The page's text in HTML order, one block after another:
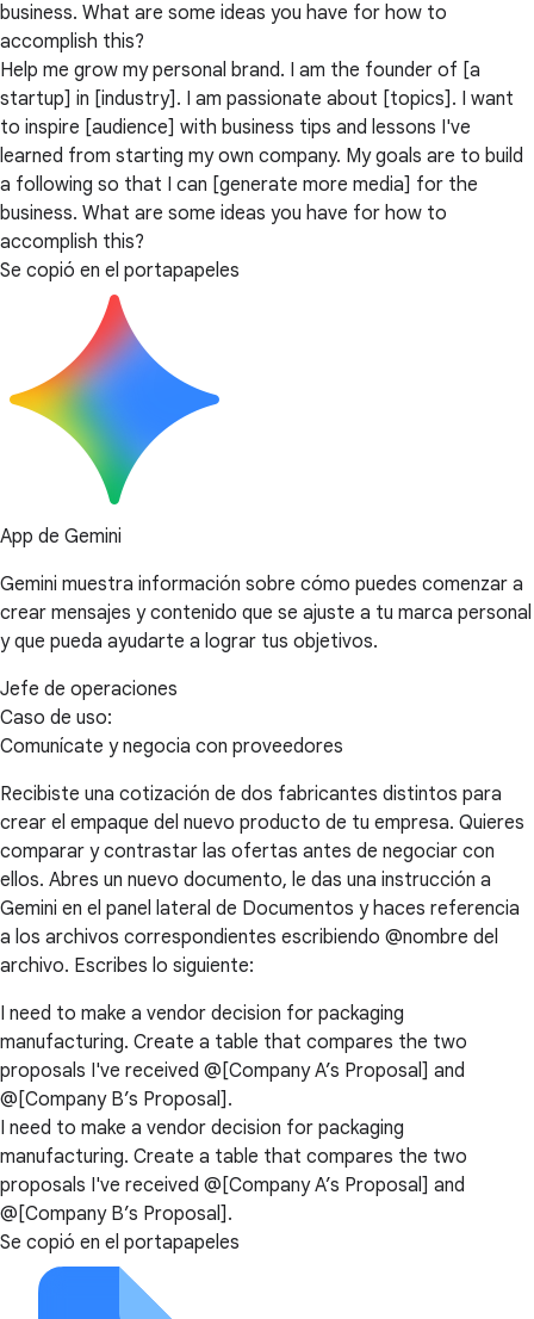
business. What are some ideas you have for how to
accomplish this?
Help me grow my personal brand. I am the founder of [a
startup] in [industry]. I am passionate about [topics]. I want
to inspire [audience] with business tips and lessons I've
learned from starting my own company. My goals are to build
a following so that I can [generate more media] for the
business. What are some ideas you have for how to
accomplish this?
Se copió en el portapapeles
App de Gemini
Gemini muestra información sobre cómo puedes comenzar a
crear mensajes y contenido que se ajuste a tu marca personal
y que pueda ayudarte a lograr tus objetivos.
Jefe de operaciones
Caso de uso:
Comunícate y negocia con proveedores
Recibiste una cotización de dos fabricantes distintos para
crear el empaque del nuevo producto de tu empresa. Quieres
comparar y contrastar las ofertas antes de negociar con
ellos. Abres un nuevo documento, le das una instrucción a
Gemini en el panel lateral de Documentos y haces referencia
a los archivos correspondientes escribiendo @nombre del
archivo. Escribes lo siguiente:
I need to make a vendor decision for packaging
manufacturing. Create a table that compares the two
proposals I've received @[Company A’s Proposal] and
@[Company B’s Proposal].
I need to make a vendor decision for packaging
manufacturing. Create a table that compares the two
proposals I've received @[Company A’s Proposal] and
@[Company B’s Proposal].
Se copió en el portapapeles